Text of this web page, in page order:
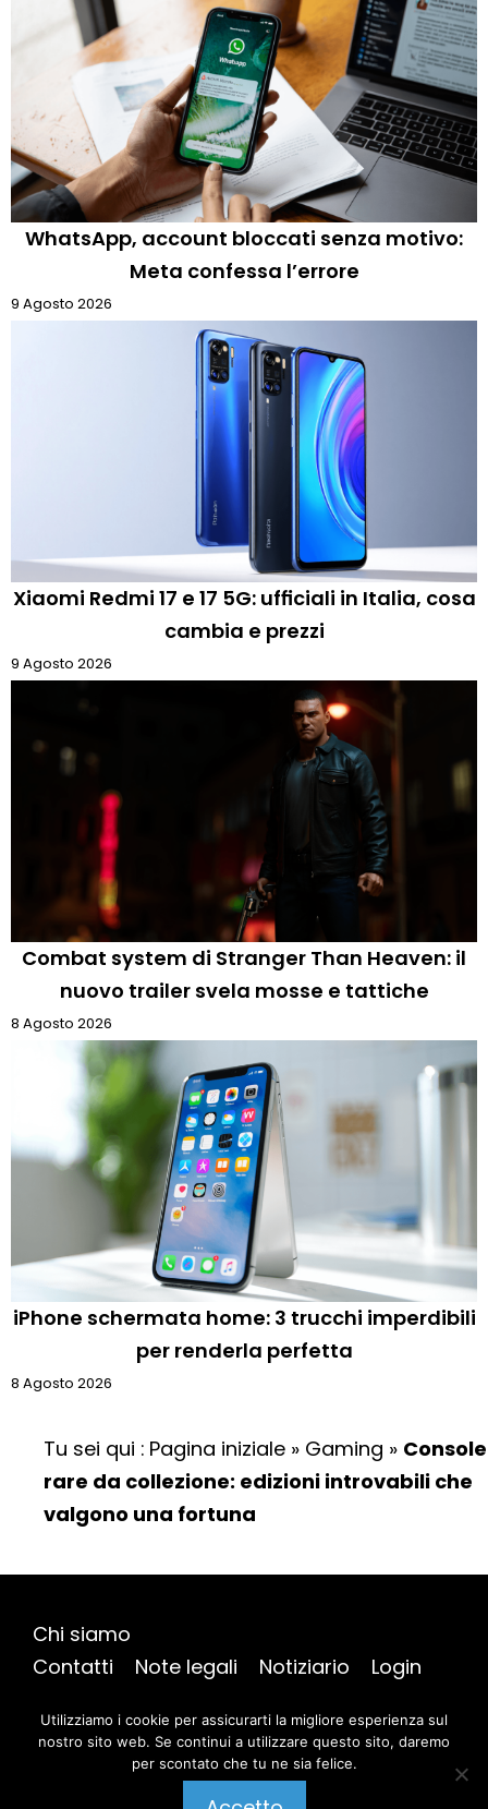
WhatsApp, account bloccati senza motivo:
Meta confessa l’errore
9 Agosto 2026
Xiaomi Redmi 17 e 17 5G: ufficiali in Italia, cosa
cambia e prezzi
9 Agosto 2026
Combat system di Stranger Than Heaven: il
nuovo trailer svela mosse e tattiche
8 Agosto 2026
iPhone schermata home: 3 trucchi imperdibili
per renderla perfetta
8 Agosto 2026
Tu sei qui : Pagina iniziale » Gaming » Console
rare da collezione: edizioni introvabili che
valgono una fortuna
Chi siamo
Contatti
Note legali Notiziario
Login
@ 2026 | Tutti i diritti riservati |
Pubblica un commento
Utilizziamo i cookie per assicurarti la migliore esperienza sul
nostro sito web. Se continui a utilizzare questo sito, daremo
per scontato che tu ne sia felice.